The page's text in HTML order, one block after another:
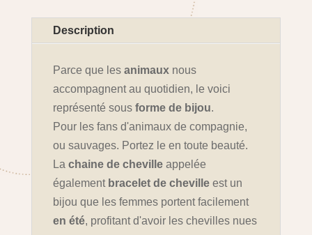
Description
Parce que les animauxnous
accompagnent au quotidien, le voici
représenté sous forme de bijou.
Pour les fans d'animaux de compagnie,
ou sauvages. Portez le en toute beauté.
La chaine de chevilleappelée
également bracelet de chevilleest un
bijou que les femmes portent facilement
en été, profitant d'avoir les chevilles nues